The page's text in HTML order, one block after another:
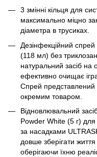
3 змінні кільця для
максимально міцно
діаметра в трусиках.
Дезінфекційний
(118 мл) без
натуральний засіб на
ефективно очищає
Спрей представлений
окремим товаром.
Відновлювальний
Powder White (5 г) для
за насадками
довше зберігати
оберігаючи їхню